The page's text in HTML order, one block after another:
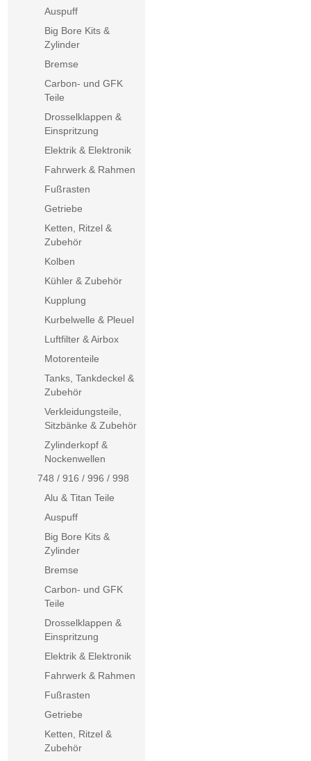
Auspuff
Big Bore Kits &
Zylinder
Bremse
Carbon- und GFK
Teile
Drosselklappen &
Einspritzung
Elektrik & Elektronik
Fahrwerk & Rahmen
Fußrasten
Getriebe
Ketten, Ritzel &
Zubehör
Kolben
Kühler & Zubehör
Kupplung
Kurbelwelle & Pleuel
Luftfilter & Airbox
Motorenteile
Tanks, Tankdeckel &
Zubehör
Verkleidungsteile,
Sitzbänke & Zubehör
Zylinderkopf &
Nockenwellen
748 / 916 / 996 / 998
Alu & Titan Teile
Auspuff
Big Bore Kits &
Zylinder
Bremse
Carbon- und GFK
Teile
Drosselklappen &
Einspritzung
Elektrik & Elektronik
Fahrwerk & Rahmen
Fußrasten
Getriebe
Ketten, Ritzel &
Zubehör